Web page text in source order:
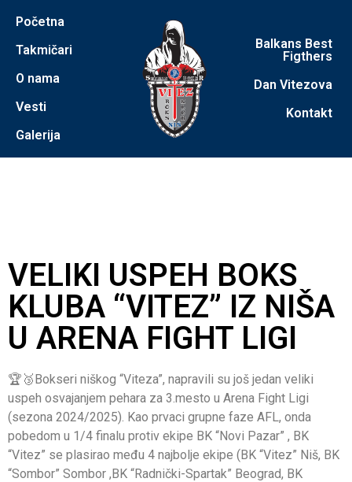
Početna
Takmičari
O nama
Vesti
Galerija
Balkans Best
Figthers
Dan Vitezova
Kontakt
VELIKI USPEH BOKS
KLUBA “VITEZ” IZ NIŠA
U ARENA FIGHT LIGI
🏆🥉Bokseri niškog “Viteza”, napravili su još jedan veliki
uspeh osvajanjem pehara za 3.mesto u Arena Fight Ligi
(sezona 2024/2025). Kao prvaci grupne faze AFL, onda
pobedom u 1/4 finalu protiv ekipe BK “Novi Pazar” , BK
“Vitez” se plasirao među 4 najbolje ekipe (BK “Vitez” Niš, BK
“Sombor” Sombor ,BK “Radnički-Spartak” Beograd, BK